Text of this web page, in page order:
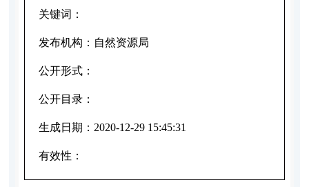
关键词：
发布机构： 自然资源局
公开形式：
公开目录：
生成日期： 2020-12-29 15:45:31
有效性：